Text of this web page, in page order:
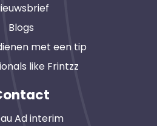
Blogs
met een tip
like Frintzz
Ad interim